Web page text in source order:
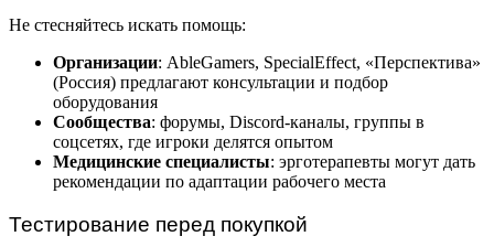
Не стесняйтесь искать помощь:
Организации: AbleGamers, SpecialEffect, «Перспектива»
(Россия) предлагают консультации и подбор
оборудования
Сообщества: форумы, Discord-каналы, группы в
соцсетях, где игроки делятся опытом
Медицинские специалисты: эрготерапевты могут дать
рекомендации по адаптации рабочего места
Тестирование перед покупкой